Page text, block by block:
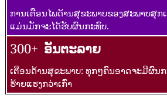
ການເຕືອນໄພດ້ານສຸຂະພາບຂອງສະພາບສຸ
ແມ່ນມັກຈະໄດ້ຮັບຜົນກະທົບ.
300+ ອັນຕະລາຍ
ເຕືອນດ້ານສຸຂະພາບ: ທຸກໆຄົນອາດຈະມີຜົນ
ຮ້າຍແຮງກວ່າເກົ່າ